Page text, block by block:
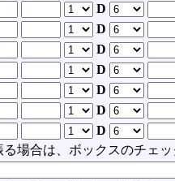
D
D
D
D
D
D
D
場合は、ボックスのチェッ